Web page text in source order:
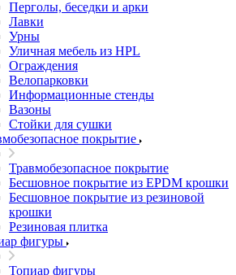
Перголы, беседки и арки
Лавки
Урны
Уличная мебель из HPL
Ограждения
Велопарковки
Информационные стенды
Вазоны
Стойки для сушки
покрытие
Травмобезопасное покрытие
Бесшовное покрытие из EPDM крошки
Бесшовное покрытие из резиновой
крошки
Резиновая плитка
фигуры
Топиар фигуры